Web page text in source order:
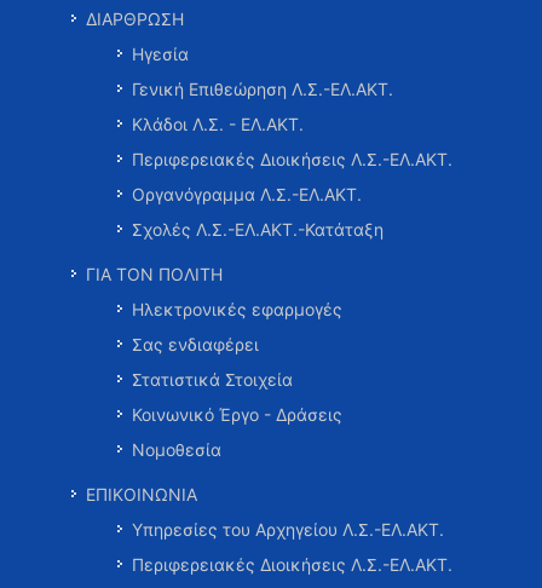
ΔΙΑΡΘΡΩΣΗ
Ηγεσία
Γενική Επιθεώρηση Λ.Σ.-ΕΛ.ΑΚΤ.
Κλάδοι Λ.Σ. - ΕΛ.ΑΚΤ.
Περιφερειακές Διοικήσεις Λ.Σ.-ΕΛ.ΑΚΤ.
Οργανόγραμμα Λ.Σ.-ΕΛ.ΑΚΤ.
Σχολές Λ.Σ.-ΕΛ.ΑΚΤ.-Κατάταξη
ΓΙΑ ΤΟΝ ΠΟΛΙΤΗ
Ηλεκτρονικές εφαρμογές
Σας ενδιαφέρει
Στατιστικά Στοιχεία
Κοινωνικό Έργο - Δράσεις
Νομοθεσία
ΕΠΙΚΟΙΝΩΝΙΑ
Υπηρεσίες του Αρχηγείου Λ.Σ.-ΕΛ.ΑΚΤ.
Περιφερειακές Διοικήσεις Λ.Σ.-ΕΛ.ΑΚΤ.